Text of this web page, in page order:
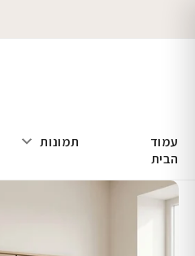
עמוד
הבית
תמונות